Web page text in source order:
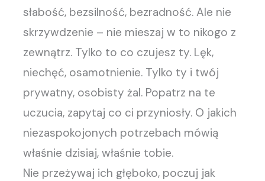
słabość, bezsilność, bezradność. Ale nie
skrzywdzenie – nie mieszaj w to nikogo z
zewnątrz. Tylko to co czujesz ty. Lęk,
niechęć, osamotnienie. Tylko ty i twój
prywatny, osobisty żal. Popatrz na te
uczucia, zapytaj co ci przyniosły. O jakich
niezaspokojonych potrzebach mówią
właśnie dzisiaj, właśnie tobie.
Nie przeżywaj ich głęboko, poczuj jak